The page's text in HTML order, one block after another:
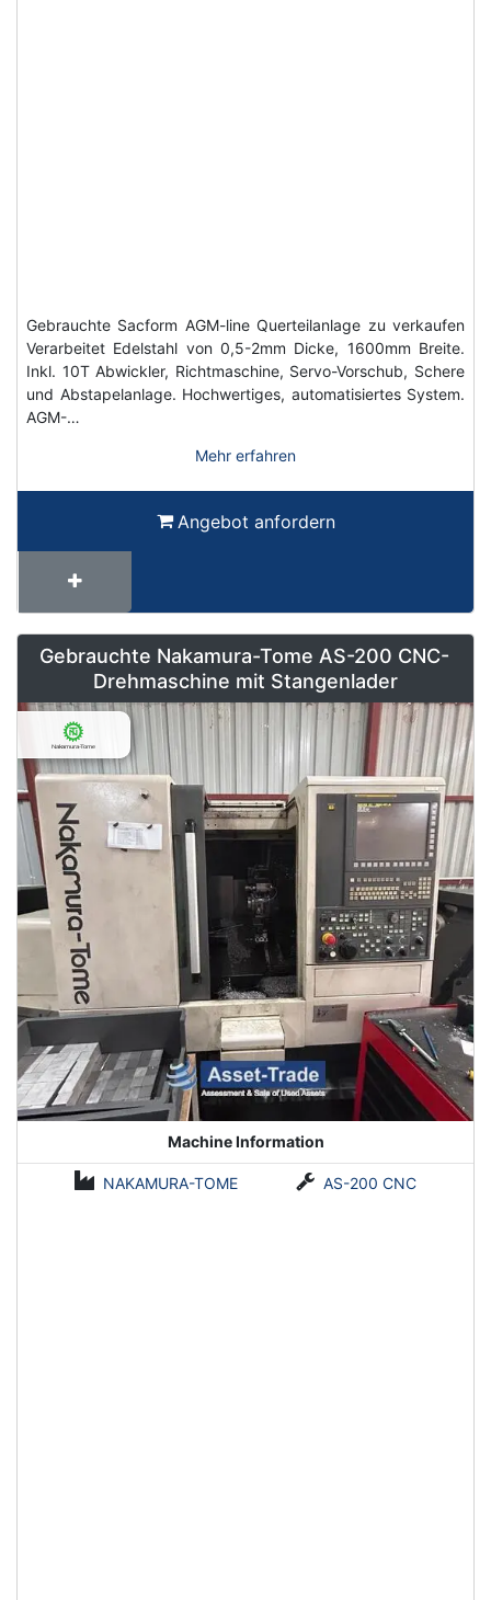
Gebrauchte Sacform AGM-line Querteilanlage zu verkaufen
Verarbeitet Edelstahl von 0,5-2mm Dicke, 1600mm Breite.
Inkl. 10T Abwickler, Richtmaschine, Servo-Vorschub, Schere
und Abstapelanlage. Hochwertiges, automatisiertes System.
AGM-…
Mehr erfahren
Angebot anfordern
Gebrauchte Nakamura-Tome AS-200 CNC-
Drehmaschine mit Stangenlader
Machine Information
NAKAMURA-TOME AS-200 CNC